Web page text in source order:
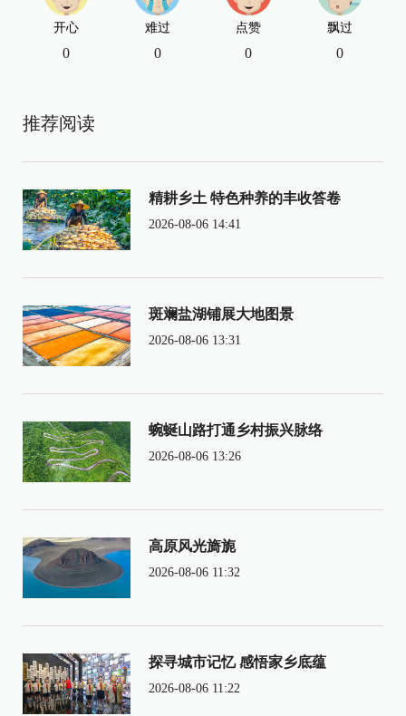
开心
0
难过
0
点赞
0
飘过
0
推荐阅读
精耕乡土 特色种养的丰收答卷
2026-08-06 14:41
斑斓盐湖铺展大地图景
2026-08-06 13:31
蜿蜒山路打通乡村振兴脉络
2026-08-06 13:26
高原风光旖旎
2026-08-06 11:32
探寻城市记忆 感悟家乡底蕴
2026-08-06 11:22